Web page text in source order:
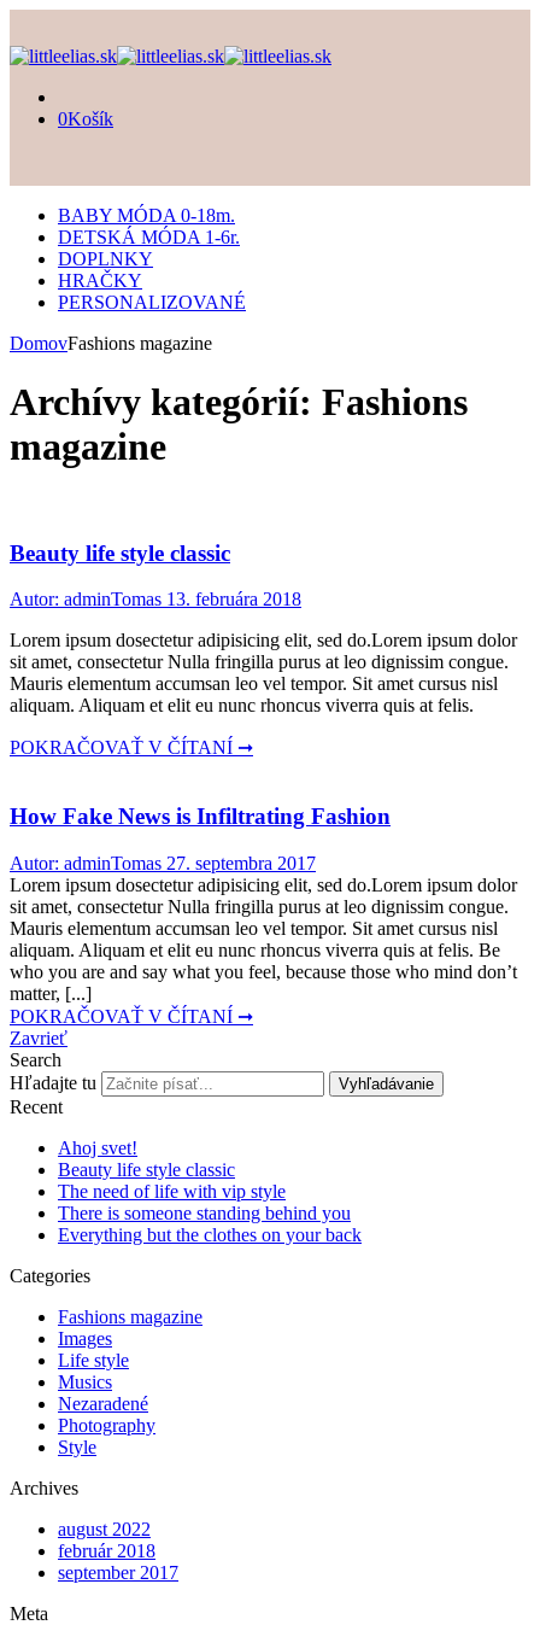
0Košík
BABY MÓDA 0-18m.
DETSKÁ MÓDA 1-6r.
DOPLNKY
HRAČKY
PERSONALIZOVANÉ
DomovFashions magazine
Archívy kategórií: Fashions
magazine
Beauty life style classic
Autor: adminTomas 13. februára 2018
Lorem ipsum dosectetur adipisicing elit, sed do.Lorem ipsum dolor
sit amet, consectetur Nulla fringilla purus at leo dignissim congue.
Mauris elementum accumsan leo vel tempor. Sit amet cursus nisl
aliquam. Aliquam et elit eu nunc rhoncus viverra quis at felis.
POKRAČOVAŤ V ČÍTANÍ ➞
How Fake News is Infiltrating Fashion
Autor: adminTomas 27. septembra 2017
Lorem ipsum dosectetur adipisicing elit, sed do.Lorem ipsum dolor
sit amet, consectetur Nulla fringilla purus at leo dignissim congue.
Mauris elementum accumsan leo vel tempor. Sit amet cursus nisl
aliquam. Aliquam et elit eu nunc rhoncus viverra quis at felis. Be
who you are and say what you feel, because those who mind don’t
matter, [...]
POKRAČOVAŤ V ČÍTANÍ ➞
Zavrieť
Search
Hľadajte tu
Vyhľadávanie
Recent
Ahoj svet!
Beauty life style classic
The need of life with vip style
There is someone standing behind you
Everything but the clothes on your back
Categories
Fashions magazine
Images
Life style
Musics
Nezaradené
Photography
Style
Archives
august 2022
február 2018
september 2017
Meta